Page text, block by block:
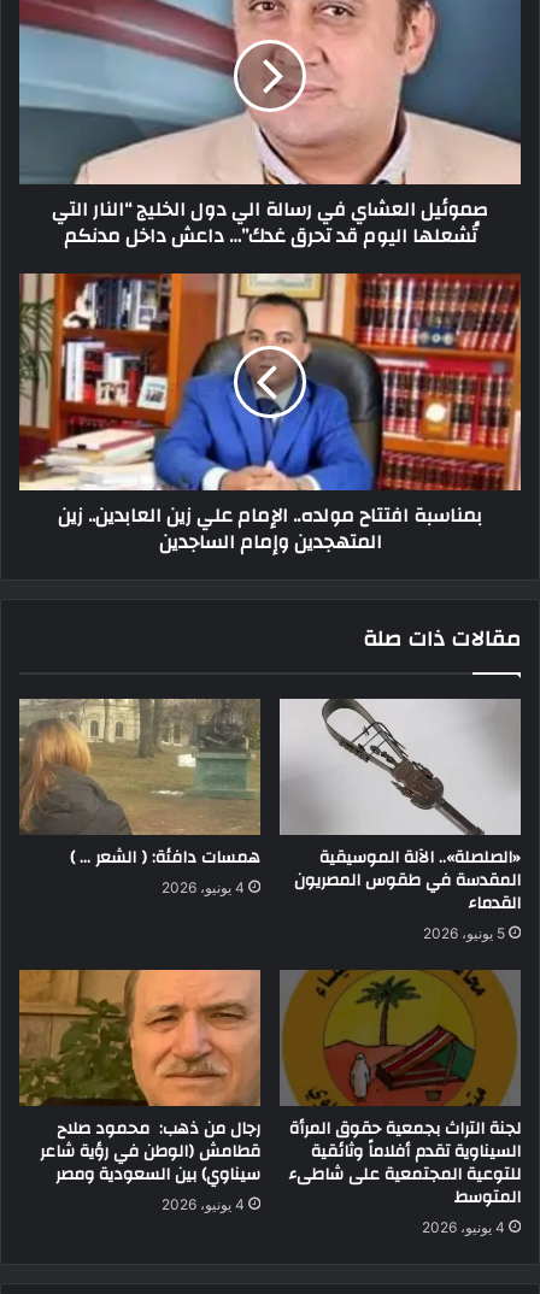
صموئيل العشاي في رسالة الي دول الخليج “النار التي
تُشعلها اليوم قد تحرق غدك”… داعش داخل مدنكم
بمناسبة افتتاح مولده.. الإمام علي زين العابدين.. زين
المتهجدين وإمام الساجدين
مقالات ذات صلة
«الصلصلة».. الآلة الموسيقية
المقدسة في طقوس المصريون
القدماء
5 يونيو، 2026
همسات دافئة: ( الشعر … )
4 يونيو، 2026
لجنة التراث بجمعية حقوق المرأة
السيناوية تقدم أفلاماً وثائقية
للتوعية المجتمعية على شاطىء
المتوسط
4 يونيو، 2026
رجال من ذهب: محمود صلاح
قطامش (الوطن في رؤية شاعر
سيناوي) بين السعودية ومصر
4 يونيو، 2026